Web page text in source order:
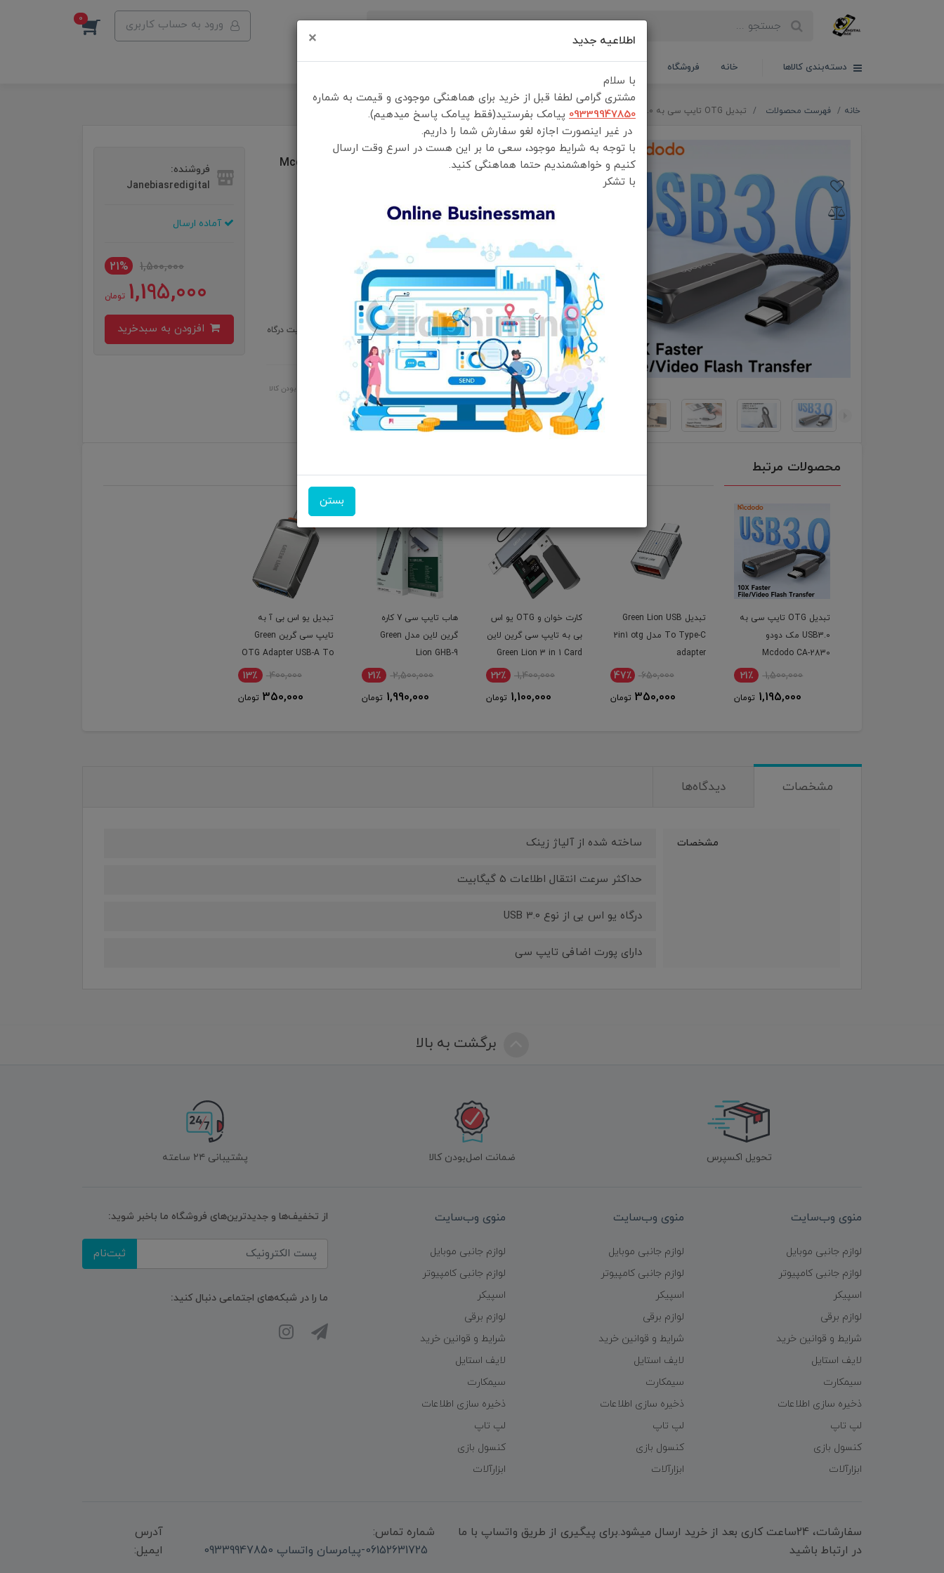
ورود به حساب کاربری 0
دسته‌بندی کالاها خانه فروشگاه
خانه فهرست محصولات تبدیل OTG تایپ سی به USB3.0 مک دودو Mcdodo CA-2830
تبدیل OTG تایپ سی به USB3.0 مک دودو Mcdodo CA-2830
انتخاب گارانتی: رابین ویرا همراه
ویژگی‌های محصول
مشخصات: ساخته شده از آلیاژ زینک حداکثر سرعت انتقال اطلاعات 5 گیگابیت درگاه
یو اس بی از نوع USB 3.0 دارای پورت اضافی تایپ سی
امکان تحویل اکسپرس امکان پرداخت در محل ضمانت اصل بودن کالا
فروشنده:
Janebiasredigital
آماده ارسال
1,500,000
21%
1,195,000 تومان
محصولات مرتبط
تبدیل OTG تایپ سی به
USB3.0 مک دودو
Mcdodo CA-2830
1,500,000 21٪
1,195,000 تومان
تبدیل Green Lion USB
To Type-C مدل 2in1 otg
adapter
650,000 47٪
350,000 تومان
کارت خوان و OTG یو اس
بی به تایپ سی گرین لاین
Green Lion 3 in 1 Card
Reader with USB-A &
1,400,000 22٪
1,100,000 تومان
هاب تایپ سی 7 کاره
گرین لاین مدل Green
Lion GHB-9
2,500,000 21٪
1,990,000 تومان
تبدیل یو اس بی آ به
تایپ سی گرین Green
OTG Adapter USB-A To
400,000 13٪
350,000 تومان
مشخصات دیدگاه‌ها
مشخصات ساخته شده از آلیاژ زینک
حداکثر سرعت انتقال اطلاعات 5 گیگابیت
درگاه یو اس بی از نوع USB 3.0
دارای پورت اضافی تایپ سی
برگشت به بالا
تحویل اکسپرس ضمانت اصل‌بودن کالا پشتیبانی ۲۴ ساعته
منوی وب‌سایت
لوازم جانبی موبایل
لوازم جانبی کامپیوتر
اسپیکر
لوازم برقی
شرایط و قوانین خرید
لایف استایل
سیمکارت
ذخیره سازی اطلاعات
لپ تاپ
کنسول بازی
ابزارآلات
منوی وب‌سایت
لوازم جانبی موبایل
لوازم جانبی کامپیوتر
اسپیکر
لوازم برقی
شرایط و قوانین خرید
لایف استایل
سیمکارت
ذخیره سازی اطلاعات
لپ تاپ
کنسول بازی
ابزارآلات
منوی وب‌سایت
لوازم جانبی موبایل
لوازم جانبی کامپیوتر
اسپیکر
لوازم برقی
شرایط و قوانین خرید
لایف استایل
سیمکارت
ذخیره سازی اطلاعات
لپ تاپ
کنسول بازی
ابزارآلات
از تخفیف‌ها و جدیدترین‌های فروشگاه ما باخبر شوید:
ثبت‌نام
ما را در شبکه‌های اجتماعی دنبال کنید:
سفارشات، 24ساعت کاری بعد از خرید ارسال میشود.برای پیگیری از طریق واتساپ با ما
در ارتباط باشید
شماره تماس:
06152631725-پیامرسان واتساپ 09339947850
آدرس
ایمیل:
اطلاعیه جدید ×
با سلام
مشتری گرامی لطفا قبل از خرید برای هماهنگی موجودی و قیمت به شماره
09339947850 پیامک بفرستید(فقط پیامک پاسخ میدهیم).
در غیر اینصورت اجازه لغو سفارش شما را داریم.
با توجه به شرایط موجود، سعی ما بر این هست در اسرع وقت ارسال
کنیم و خواهشمندیم حتما هماهنگی کنید.
با تشکر
بستن